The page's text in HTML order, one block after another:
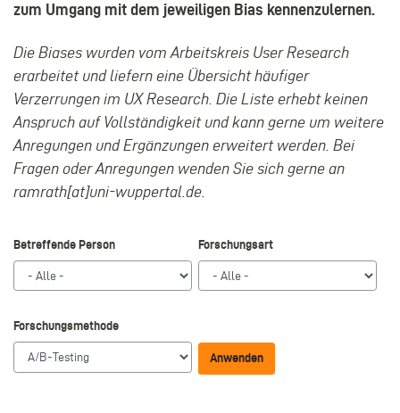
zum Umgang mit dem jeweiligen Bias kennenzulernen.
Die Biases wurden vom Arbeitskreis User Research
erarbeitet und liefern eine Übersicht häufiger
Verzerrungen im UX Research. Die Liste erhebt keinen
Anspruch auf Vollständigkeit und kann gerne um weitere
Anregungen und Ergänzungen erweitert werden. Bei
Fragen oder Anregungen wenden Sie sich gerne an
ramrath[at]uni-wuppertal.de.
Betreffende Person Forschungsart
Forschungsmethode